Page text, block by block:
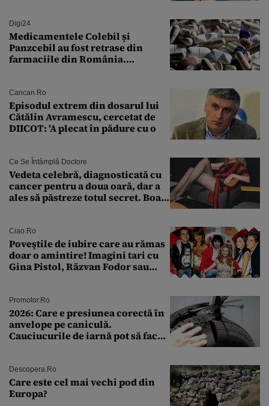
Digi24
Medicamentele Colebil și
Panzcebil au fost retrase din
farmaciile din România.
Cancan.ro
Episodul extrem din dosarul lui
Cătălin Avramescu, cercetat de
DIICOT: 'A plecat în pădure cu o
Ce Se Întâmplă Doctore
Vedeta celebră, diagnosticată cu
cancer pentru a doua oară, dar a
ales să păstreze totul secret. Boala
Ciao.ro
Poveştile de iubire care au rămas
doar o amintire! Imagini tari cu
Gina Pistol, Răzvan Fodor sau
Promotor.ro
2026: Care e presiunea corectă în
anvelope pe caniculă.
Cauciucurile de iarnă pot să facă
Descopera.ro
Care este cel mai vechi pod din
Europa?